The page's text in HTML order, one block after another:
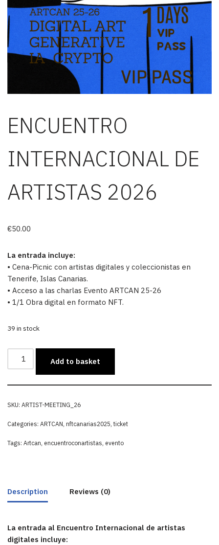
ENCUENTRO
INTERNACIONAL DE
ARTISTAS 2026
€50.00
La entrada incluye:
• Cena-Picnic con artistas digitales y coleccionistas en
Tenerife, Islas Canarias.
• Acceso a las charlas Evento ARTCAN 25-26
• 1/1 Obra digital en formato NFT.
39 in stock
Add to basket
SKU: ARTIST-MEETING_26
Categories: ARTCAN, nftcanarias2025,ticket
Tags: Artcan, encuentroconartistas, evento
Description Reviews (0)
La entrada al Encuentro Internacional de artistas
digitales incluye: